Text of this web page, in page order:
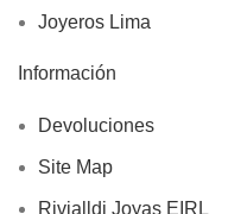
Joyeros Lima
Información
Devoluciones
Site Map
Rivialldi Joyas EIRL